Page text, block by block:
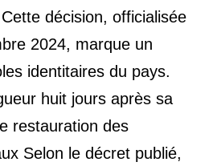
décision, officialisée
2024, marque un
identitaires du pays.
huit jours après sa
restauration des
Selon le décret publié,